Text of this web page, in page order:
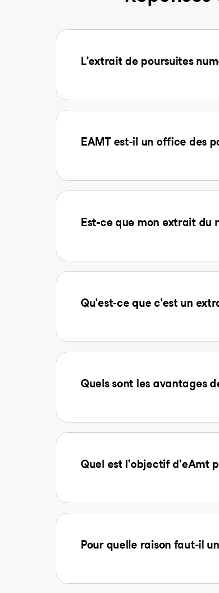
L'extrait de poursuites
EAMT est-il un office des
Est-ce que mon extrait du
Qu'est-ce que c'est un
Quels sont les avantages
Quel est l'objectif d'eAmt
Pour quelle raison faut-il